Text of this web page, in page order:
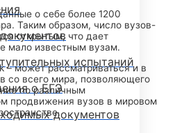
испытаний
о ЕГЭ
документов
о себе более 1200
Таким образом, число вузов-
открытым, что дает
мало известным вузам.
– может рассматриваться и в
со всего мира, позволяющего
по различным
продвижения вузов в мировом